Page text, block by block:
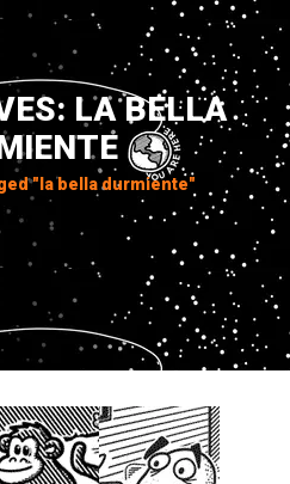
LA BELLA
"la bella durmiente"